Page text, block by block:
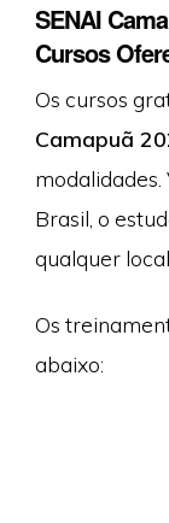
SENAI
Cursos
Os cursos
Camapuã
Brasil, o
qualquer
Os
abaixo: